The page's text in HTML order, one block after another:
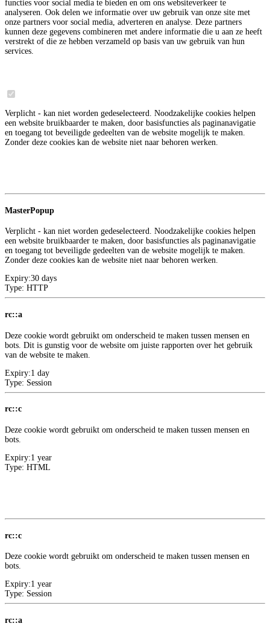
functies voor social media te bieden en om ons websiteverkeer te
analyseren. Ook delen we informatie over uw gebruik van onze site met
onze partners voor social media, adverteren en analyse. Deze partners
kunnen deze gegevens combineren met andere informatie die u aan ze heeft
verstrekt of die ze hebben verzameld op basis van uw gebruik van hun
services.
Verplicht - kan niet worden gedeselecteerd. Noodzakelijke cookies helpen
een website bruikbaarder te maken, door basisfuncties als paginanavigatie
en toegang tot beveiligde gedeelten van de website mogelijk te maken.
Zonder deze cookies kan de website niet naar behoren werken.
MasterPopup
Verplicht - kan niet worden gedeselecteerd. Noodzakelijke cookies helpen
een website bruikbaarder te maken, door basisfuncties als paginanavigatie
en toegang tot beveiligde gedeelten van de website mogelijk te maken.
Zonder deze cookies kan de website niet naar behoren werken.
Expiry:30 days
Type: HTTP
rc::a
Deze cookie wordt gebruikt om onderscheid te maken tussen mensen en
bots. Dit is gunstig voor de website om juiste rapporten over het gebruik
van de website te maken.
Expiry:1 day
Type: Session
rc::c
Deze cookie wordt gebruikt om onderscheid te maken tussen mensen en
bots.
Expiry:1 year
Type: HTML
rc::c
Deze cookie wordt gebruikt om onderscheid te maken tussen mensen en
bots.
Expiry:1 year
Type: Session
rc::a